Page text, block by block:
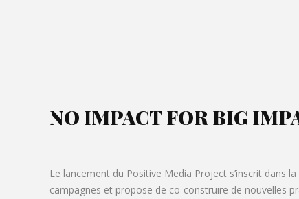
NO IMPACT FOR BIG
Le lancement du Positive Media Project s’inscrit dans
campagnes et propose de co-construire de nouvelles